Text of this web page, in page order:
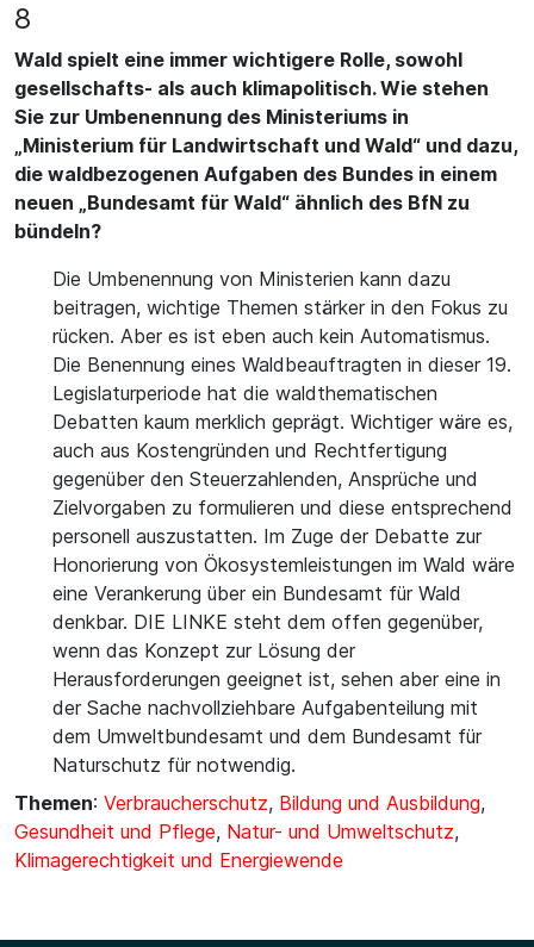
8
Wald spielt eine immer wichtigere Rolle, sowohl
gesellschafts- als auch klimapolitisch. Wie stehen
Sie zur Umbenennung des Ministeriums in
„Ministerium für Landwirtschaft und Wald“ und dazu,
die waldbezogenen Aufgaben des Bundes in einem
neuen „Bundesamt für Wald“ ähnlich des BfN zu
bündeln?
Die Umbenennung von Ministerien kann dazu
beitragen, wichtige Themen stärker in den Fokus zu
rücken. Aber es ist eben auch kein Automatismus.
Die Benennung eines Waldbeauftragten in dieser 19.
Legislaturperiode hat die waldthematischen
Debatten kaum merklich geprägt. Wichtiger wäre es,
auch aus Kostengründen und Rechtfertigung
gegenüber den Steuerzahlenden, Ansprüche und
Zielvorgaben zu formulieren und diese entsprechend
personell auszustatten. Im Zuge der Debatte zur
Honorierung von Ökosystemleistungen im Wald wäre
eine Verankerung über ein Bundesamt für Wald
denkbar. DIE LINKE steht dem offen gegenüber,
wenn das Konzept zur Lösung der
Herausforderungen geeignet ist, sehen aber eine in
der Sache nachvollziehbare Aufgabenteilung mit
dem Umweltbundesamt und dem Bundesamt für
Naturschutz für notwendig.
Themen: Verbraucherschutz, Bildung und Ausbildung,
Gesundheit und Pflege, Natur- und Umweltschutz,
Klimagerechtigkeit und Energiewende